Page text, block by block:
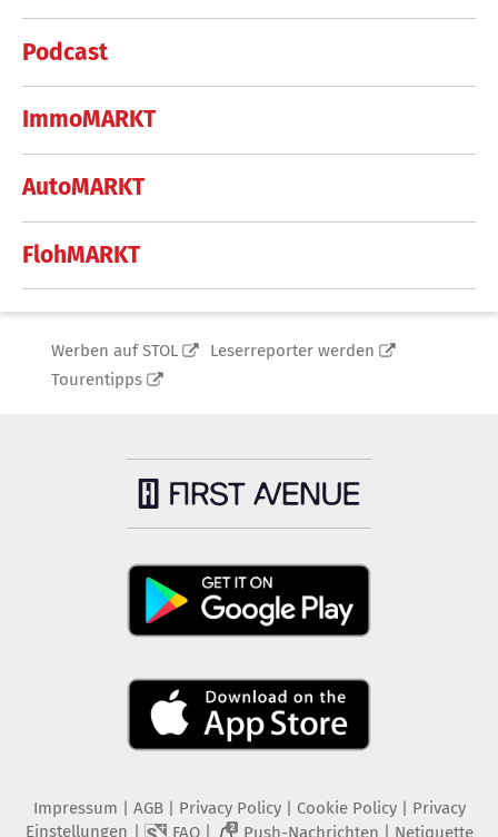
Podcast
ImmoMARKT
AutoMARKT
FlohMARKT
Werben auf STOL
Leserreporter werden
Tourentipps
Impressum AGB Privacy Policy| Cookie Policy| Privacy
Einstellungen
FAQ| 2 Push-Nachrichten Netiquette